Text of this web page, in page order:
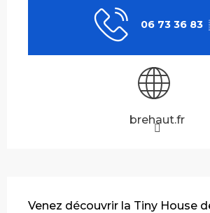
06 73 36 83
brehaut.fr
Venez découvrir la Tiny House